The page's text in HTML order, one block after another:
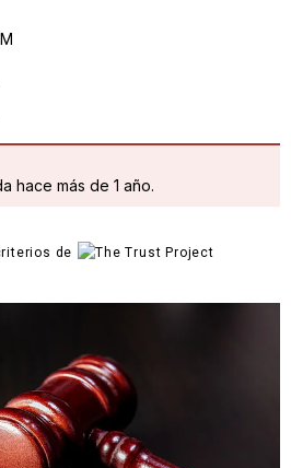
hace más de 1 año.
de